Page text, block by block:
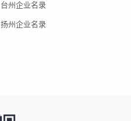
台州企业名录
扬州企业名录